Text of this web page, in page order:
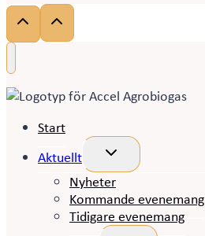
Start
Aktuellt
Toggle
menu
Nyheter
Kommande evenemang
Tidigare evenemang